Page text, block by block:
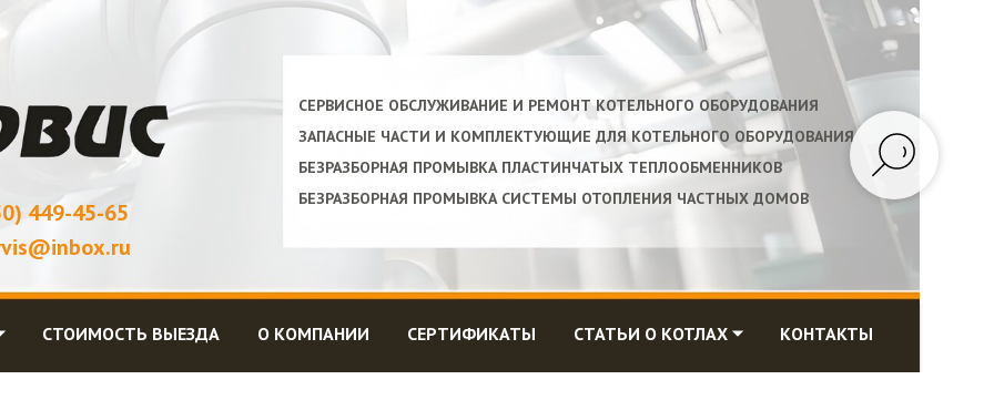
449-45-65
СЕРВИСНОЕ ОБСЛУЖИВАНИЕ И РЕМОНТ КОТЕЛЬНОГО ОБОРУДОВАНИЯ
ЗАПАСНЫЕ ЧАСТИ И КОМПЛЕКТУЮЩИЕ ДЛЯ КОТЕЛЬНОГО ОБОРУДОВАНИЯ
БЕЗРАЗБОРНАЯ ПРОМЫВКА ПЛАСТИНЧАТЫХ ТЕПЛООБМЕННИКОВ
БЕЗРАЗБОРНАЯ ПРОМЫВКА СИСТЕМЫ ОТОПЛЕНИЯ ЧАСТНЫХ ДОМОВ
СТОИМОСТЬ ВЫЕЗДА О КОМПАНИИ СЕРТИФИКАТЫ СТАТЬИ О КОТЛАХ ⏷ КОНТАКТЫ